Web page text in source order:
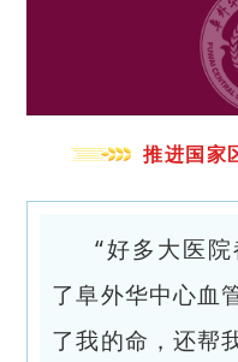
推进国家
“好多大医
了阜外华中心血
了我的命，还帮